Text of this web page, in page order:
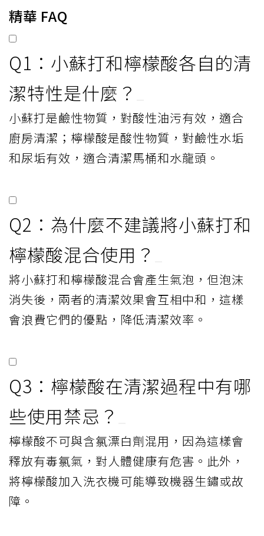
精華 FAQ
Q1：小蘇打和檸檬酸各自的清
潔特性是什麼？
小蘇打是鹼性物質，對酸性油污有效，適合
廚房清潔；檸檬酸是酸性物質，對鹼性水垢
和尿垢有效，適合清潔馬桶和水龍頭。
Q2：為什麼不建議將小蘇打和
檸檬酸混合使用？
將小蘇打和檸檬酸混合會產生氣泡，但泡沫
消失後，兩者的清潔效果會互相中和，這樣
會浪費它們的優點，降低清潔效率。
Q3：檸檬酸在清潔過程中有哪
些使用禁忌？
檸檬酸不可與含氯漂白劑混用，因為這樣會
釋放有毒氯氣，對人體健康有危害。此外，
將檸檬酸加入洗衣機可能導致機器生鏽或故
障。